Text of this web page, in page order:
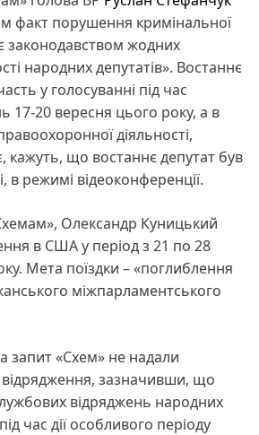
факт порушення кримінальної
законодавством жодних
народних депутатів». Востаннє
у голосуванні під час
17-20 вересня цього року, а в
діяльності,
кажуть, що востаннє депутат був
в режимі відеоконференції.
Олександр Куницький
в США у період з 21 по 28
Мета поїздки – «поглиблення
міжпарламентського
запит «Схем» не надали
відрядження, зазначивши, що
відряджень народних
час дії особливого періоду